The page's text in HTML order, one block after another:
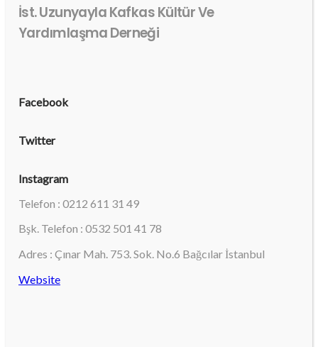
İst. Uzunyayla Kafkas Kültür Ve
Yardımlaşma Derneği
Facebook
Twitter
Instagram
Telefon : 0212 611 31 49
Bşk. Telefon : 0532 501 41 78
Adres : Çınar Mah. 753. Sok. No.6 Bağcılar İstanbul
Website